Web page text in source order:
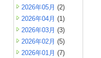
2026年05月 (2)
2026年04月 (1)
2026年03月 (3)
2026年02月 (5)
2026年01月 (7)